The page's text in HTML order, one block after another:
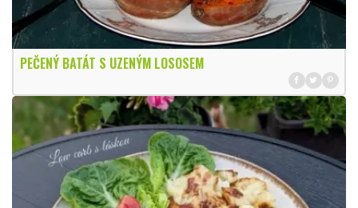
PEČENÝ BATÁT S UZENÝM LOSOSEM